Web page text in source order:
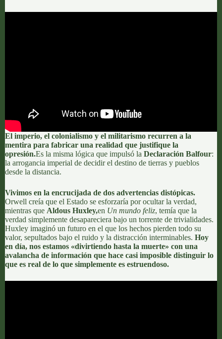
El imperio, el colonialismo y el militarismo recurren a la
mentira para fabricar una realidad que justifique la
opresión.Es la misma lógica que impulsó la Declaración Balfour:
la arrogancia imperial de decidir el destino de tierras y pueblos
desde la distancia.
Vivimos en la encrucijada de dos advertencias distópicas.
Orwell creía que el Estado se esforzaría por ocultar la verdad,
mientras que Aldous Huxley,en Un mundo feliz, temía que la
verdad simplemente desapareciera bajo un torrente de trivialidades.
Huxley imaginó un futuro en el que los hechos pierden todo su
valor, sepultados bajo el ruido y la distracción interminables. Hoy
en día, nos estamos «divirtiendo hasta la muerte» con una
avalancha de información que hace casi imposible distinguir lo
que es real de lo que simplemente es estruendoso.